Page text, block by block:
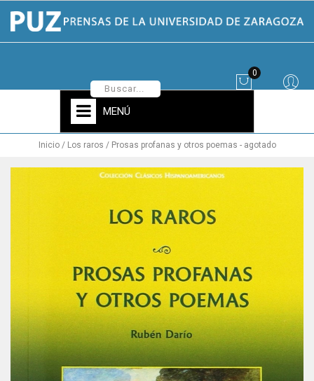
0
MENÚ
Inicio Los raros / Prosas profanas y otros poemas - agotado